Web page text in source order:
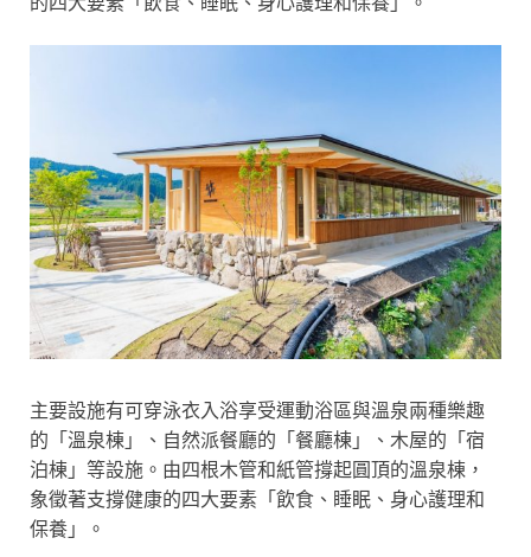
主要設施有可穿泳衣入浴享受運動浴區與溫泉兩種樂趣
的「溫泉棟」、自然派餐廳的「餐廳棟」、木屋的「宿
泊棟」等設施。由四根木管和紙管撐起圓頂的溫泉棟，
象徵著支撐健康的四大要素「飲食、睡眠、身心護理和
保養」。